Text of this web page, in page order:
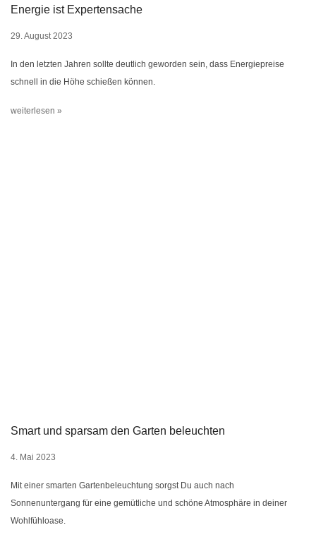
Energie ist Expertensache
29. August 2023
In den letzten Jahren sollte deutlich geworden sein, dass Energiepreise
schnell in die Höhe schießen können.
weiterlesen »
Smart und sparsam den Garten beleuchten
4. Mai 2023
Mit einer smarten Gartenbeleuchtung sorgst Du auch nach
Sonnenuntergang für eine gemütliche und schöne Atmosphäre in deiner
Wohlfühloase.